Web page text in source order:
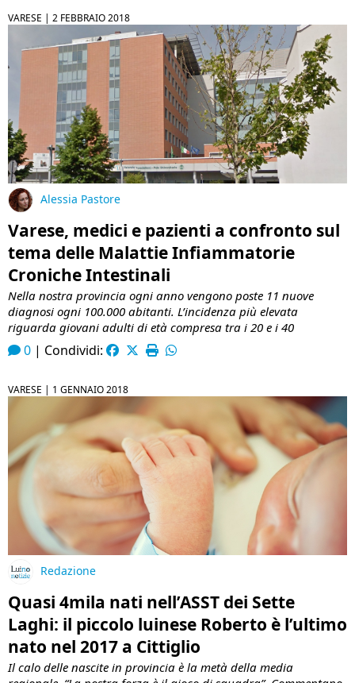
VARESE | 2 FEBBRAIO 2018
Alessia Pastore
Varese, medici e pazienti a confronto sul
tema delle Malattie Infiammatorie
Croniche Intestinali
Nella nostra provincia ogni anno vengono poste 11 nuove
diagnosi ogni 100.000 abitanti. L’incidenza più elevata
riguarda giovani adulti di età compresa tra i 20 e i 40
0 | Condividi:
VARESE | 1 GENNAIO 2018
Redazione
Quasi 4mila nati nell’ASST dei Sette
Laghi: il piccolo luinese Roberto è l’ultimo
nato nel 2017 a Cittiglio
Il calo delle nascite in provincia è la metà della media